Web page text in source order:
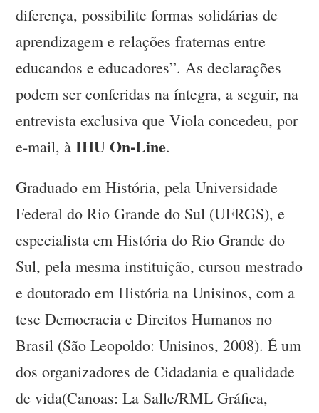
diferença, possibilite formas solidárias de
aprendizagem e relações fraternas entre
educandos e educadores”. As declarações
podem ser conferidas na íntegra, a seguir, na
entrevista exclusiva que Viola concedeu, por
e-mail, àIHU On-Line.
Graduado em História, pela Universidade
Federal do Rio Grande do Sul (UFRGS), e
especialista em História do Rio Grande do
Sul, pela mesma instituição, cursou mestrado
e doutorado em História na Unisinos, com a
tese Democracia e Direitos Humanos no
Brasil (São Leopoldo: Unisinos, 2008). É um
dos organizadores de Cidadania e qualidade
de vida(Canoas: La Salle/RML Gráfica,